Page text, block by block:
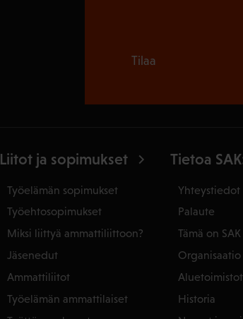
Tilaa
Liitot ja sopimukset
Työelämän sopimukset
Työehtosopimukset
Miksi liittyä ammattiliittoon?
Jäsenedut
Ammattiliitot
Työelämän ammattilaiset
Tietoa
Yhteystiedot
Palaute
Tämä on SAK
Organisaatio
Aluetoimistot
Historia